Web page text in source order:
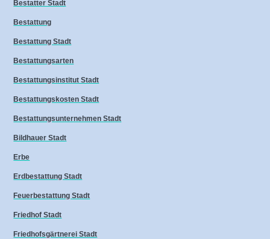
Bestatter Stadt
Bestattung
Bestattung Stadt
Bestattungsarten
Bestattungsinstitut Stadt
Bestattungskosten Stadt
Bestattungsunternehmen Stadt
Bildhauer Stadt
Erbe
Erdbestattung Stadt
Feuerbestattung Stadt
Friedhof Stadt
Friedhofsgärtnerei Stadt